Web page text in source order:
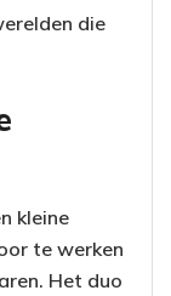
die
kleine
te werken
Het duo